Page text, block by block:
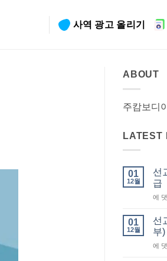
사역 광고 올리기
ABOUT
주캄보디
LATEST
01
12월
선
급
선
사
회
회
원
에
01
12월
선
부
선
에